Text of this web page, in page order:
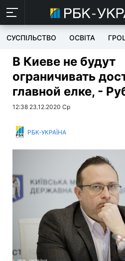
СУСПІЛЬСТВО ОСВІТА
В Киеве не будут
ограничивать
главной елке, -
12:38 23.12.2020 Ср
РБК-УКРАЇНА